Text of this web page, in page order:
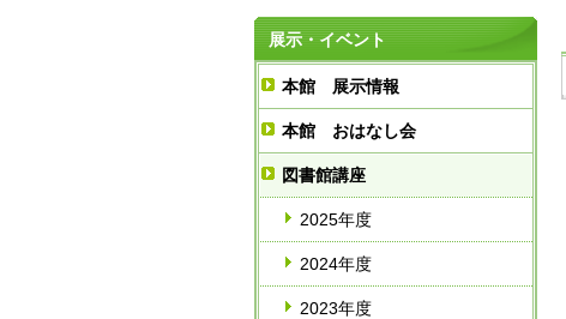
展示・イベント
本館 展示情報
本館 おはなし会
図書館講座
2025年度
2024年度
2023年度